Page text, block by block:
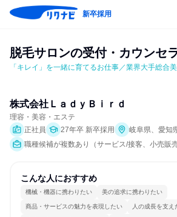
新卒採用
脱毛サロンの受付・カウンセ
「キレイ」を一緒に育てるお仕事／業界大手総合
株式会社ＬａｄｙＢｉｒｄ
理容・美容・エステ
正社員
27年卒 新卒採用
岐阜県、愛知
職種候補が複数あり（サービス/接客、小売販売
こんな人におすすめ
機械・機器に携わりたい 美の追求に携わりたい
商品・サービスの魅力を表現したい 人の成長を支え